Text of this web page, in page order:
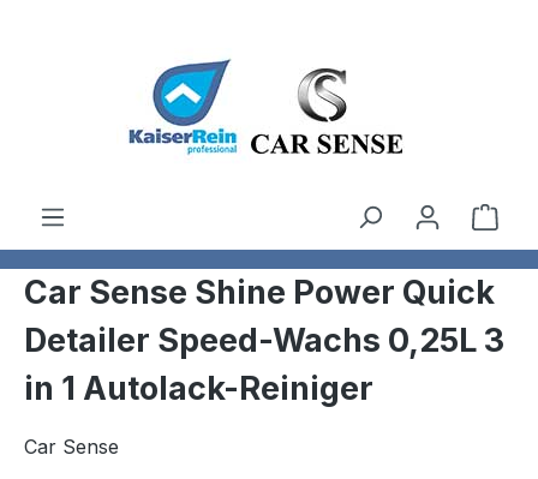
Car Sense Shine Power Quick
Detailer Speed-Wachs 0,25L 3
in 1 Autolack-Reiniger
Car Sense